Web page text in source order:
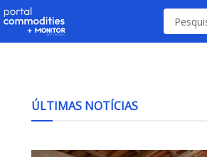
ÚLTIMAS NOTÍCIAS